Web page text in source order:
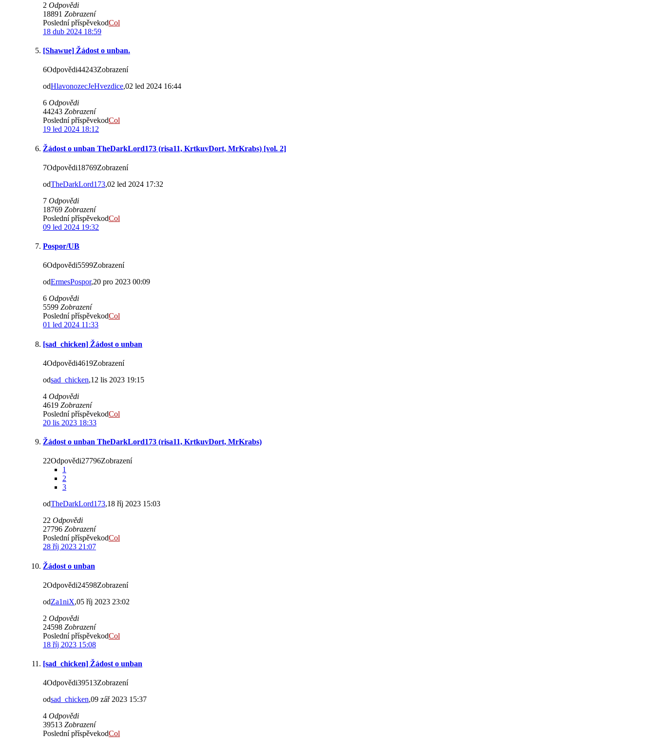
2 Odpovědi
18891 Zobrazení
Poslední příspěvekodCol
18 dub 2024 18:59
[Shawue] Žádost o unban.
6Odpovědi44243Zobrazení
odHlavonozecJeHvezdice,02 led 2024 16:44
6 Odpovědi
44243 Zobrazení
Poslední příspěvekodCol
19 led 2024 18:12
Žádost o unban TheDarkLord173 (risa11, KrtkuvDort, MrKrabs) [vol. 2]
7Odpovědi18769Zobrazení
odTheDarkLord173,02 led 2024 17:32
7 Odpovědi
18769 Zobrazení
Poslední příspěvekodCol
09 led 2024 19:32
Pospor/UB
6Odpovědi5599Zobrazení
odErmesPospor,20 pro 2023 00:09
6 Odpovědi
5599 Zobrazení
Poslední příspěvekodCol
01 led 2024 11:33
[sad_chicken] Žádost o unban
4Odpovědi4619Zobrazení
odsad_chicken,12 lis 2023 19:15
4 Odpovědi
4619 Zobrazení
Poslední příspěvekodCol
20 lis 2023 18:33
Žádost o unban TheDarkLord173 (risa11, KrtkuvDort, MrKrabs)
22Odpovědi27796Zobrazení
1
2
3
odTheDarkLord173,18 říj 2023 15:03
22 Odpovědi
27796 Zobrazení
Poslední příspěvekodCol
28 říj 2023 21:07
Žádost o unban
2Odpovědi24598Zobrazení
odZa1niX,05 říj 2023 23:02
2 Odpovědi
24598 Zobrazení
Poslední příspěvekodCol
18 říj 2023 15:08
[sad_chicken] Žádost o unban
4Odpovědi39513Zobrazení
odsad_chicken,09 zář 2023 15:37
4 Odpovědi
39513 Zobrazení
Poslední příspěvekodCol